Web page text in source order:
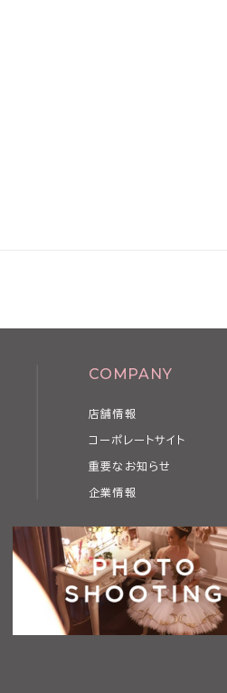
COMPANY
店舗情報
コーポレートサイト
重要なお知らせ
企業情報